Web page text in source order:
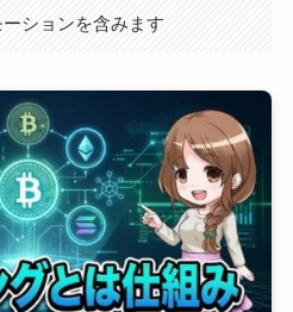
ーションを含みます